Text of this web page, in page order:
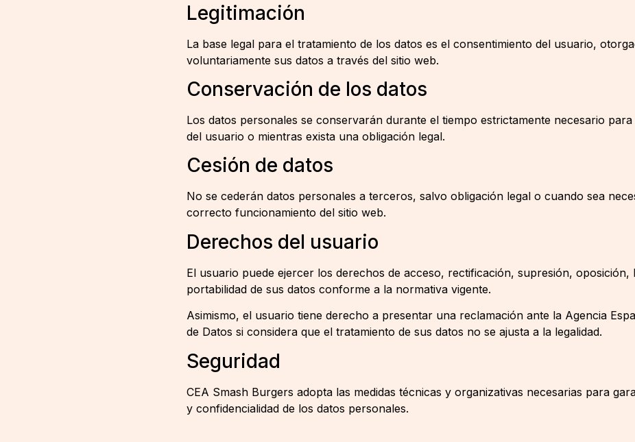
Legitimación
La base legal para el tratamiento de los datos es el consentimiento del usuario,
voluntariamente sus datos a través del sitio web.
Conservación de los datos
Los datos personales se conservarán durante el tiempo estrictamente necesario
del usuario o mientras exista una obligación legal.
Cesión de datos
No se cederán datos personales a terceros, salvo obligación legal o cuando sea
correcto funcionamiento del sitio web.
Derechos del usuario
El usuario puede ejercer los derechos de acceso, rectificación, supresión, oposición,
portabilidad de sus datos conforme a la normativa vigente.
Asimismo, el usuario tiene derecho a presentar una reclamación ante la Agencia
de Datos si considera que el tratamiento de sus datos no se ajusta a la legalidad.
Seguridad
CEA Smash Burgers adopta las medidas técnicas y organizativas necesarias para
y confidencialidad de los datos personales.